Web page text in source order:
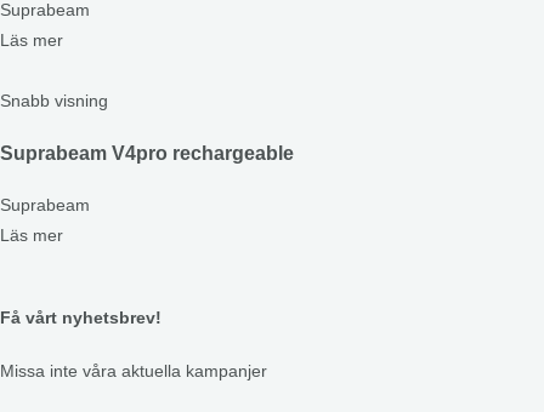
Suprabeam
Läs mer
Snabb visning
Suprabeam V4pro rechargeable
Suprabeam
Läs mer
Få vårt nyhetsbrev!
Missa inte våra aktuella kampanjer